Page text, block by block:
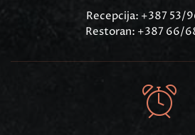
Recepcija: +387 53/
Restoran: +387 66/